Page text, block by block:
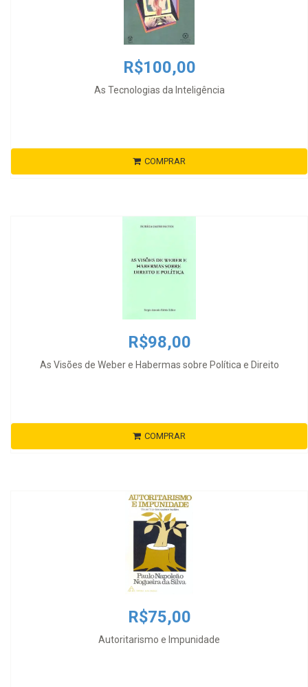
R$100,00
As Tecnologias da Inteligência
COMPRAR
R$98,00
As Visões de Weber e Habermas sobre Política e Direito
COMPRAR
R$75,00
Autoritarismo e Impunidade